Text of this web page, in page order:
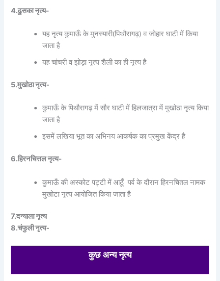
4.ढुसका नृत्य-
यह नृत्य कुमाऊँ के मुनस्यारी(पिथौरागढ़) व जोहार घाटी में किया
जाता है
यह चांचरी व झोड़ा नृत्य शैली का ही नृत्य है
5.मुखोठा नृत्य-
कुमाऊँ के पिथौरागढ़ में सौर घाटी में हिलजात्रा में मुखोठा नृत्य किया
जाता है
इसमें लखिया भूत का अभिनय आकर्षक का प्रमुख केंद्र है
6.हिरनचित्तल नृत्य-
कुमाऊँ की अस्कोट पट्टी में आठूँ पर्व के दौरान हिरनचितल नामक
मुखोटा नृत्य आयोजित किया जाता है
7.दन्याला नृत्य
8.चंफुली नृत्य-
कुछ अन्य नृत्य